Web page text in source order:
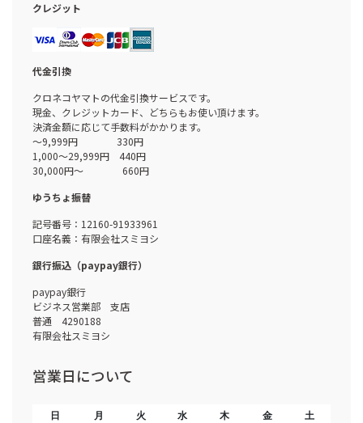
クレジット
代金引換
クロネコヤマトの代金引換サービスです。
現金、クレジットカード、どちらもお使い頂けます。
決済金額に応じて手数料がかかります。
～9,999円 330円
1,000～29,999円 440円
30,000円～ 660円
ゆうちょ振替
記号番号：12160-91933961
口座名義：有限会社スミヨシ
銀行振込（paypay銀行）
paypay銀行
ビジネス営業部 支店
普通 4290188
有限会社スミヨシ
営業日について
日 月 火 水 木 金
土